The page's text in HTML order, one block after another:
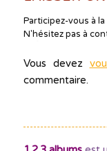
Participez-vous à
N'hésitez pas à
Vous devez
commentaire.